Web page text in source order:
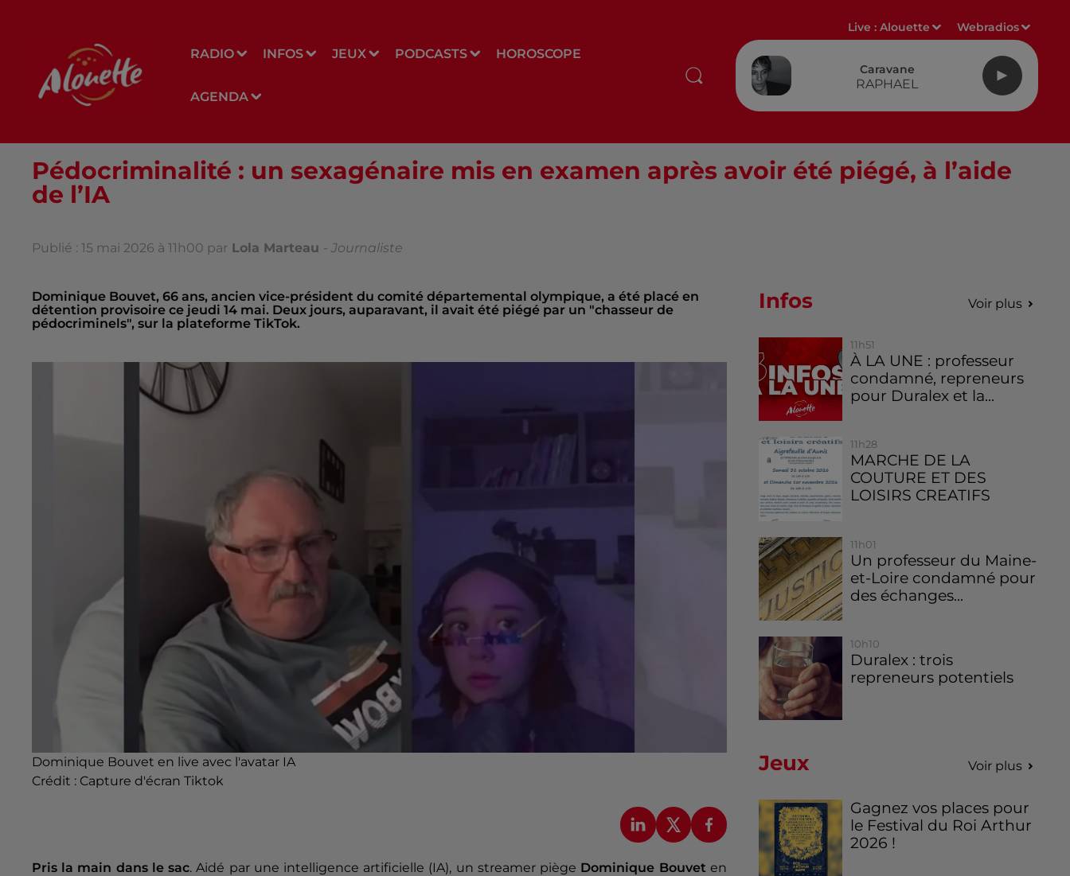
RADIO INFOS JEUX PODCASTS HOROSCOPE
AGENDA
Live :Alouette Webradios
Caravane
RAPHAEL
Pédocriminalité : un sexagénaire mis en examen après avoir été piégé, à l’aide
de l’IA
Publié : 15 mai 2026 à 11h00 par Lola Marteau - Journaliste
Dominique Bouvet, 66 ans, ancien vice-président du comité départemental olympique, a été placé en
détention provisoire ce jeudi 14 mai. Deux jours, auparavant, il avait été piégé par un "chasseur de
pédocriminels", sur la plateforme TikTok.
Dominique Bouvet en live avec l'avatar IA
Crédit : Capture d'écran Tiktok
Pris la main dans le sac. Aidé par une intelligence artificielle (IA), un streamer piège Dominique Bouvet en
Infos Voir plus
11h51
À LA UNE : professeur
condamné, repreneurs
pour Duralex et la...
11h28
MARCHE DE LA
COUTURE ET DES
LOISIRS CREATIFS
11h01
Un professeur du Maine-
et-Loire condamné pour
des échanges...
10h10
Duralex : trois
repreneurs potentiels
Jeux Voir plus
Gagnez vos places pour
le Festival du Roi Arthur
2026 !